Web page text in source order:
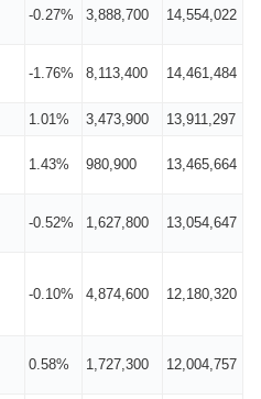
-0.27% 3,888,700 14,554,022
-1.76% 8,113,400 14,461,484
1.01% 3,473,900 13,911,297
1.43% 980,900 13,465,664
-0.52% 1,627,800 13,054,647
-0.10% 4,874,600 12,180,320
0.58% 1,727,300 12,004,757